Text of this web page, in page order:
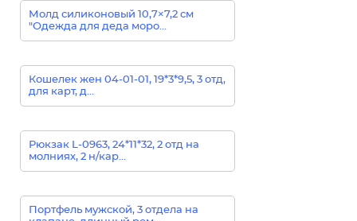
Молд силиконовый 10,7×7,2 см
"Одежда для деда моро...
Кошелек жен 04-01-01, 19*3*9,5, 3 отд,
для карт, д...
Рюкзак L-0963, 24*11*32, 2 отд на
молниях, 2 н/кар...
Портфель мужской, 3 отдела на